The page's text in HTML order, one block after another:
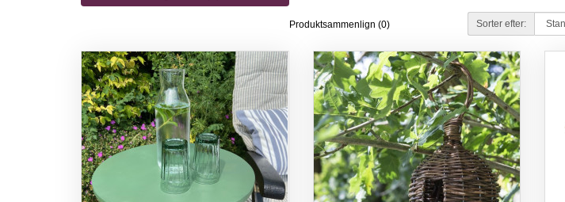
Produktsammenlign (0) Sorter efter: